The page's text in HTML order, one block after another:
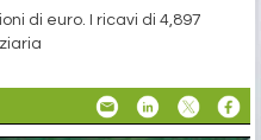
di euro. I ricavi di 4,897